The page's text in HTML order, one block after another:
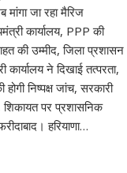
जा रहा मैरिज
कार्यालय, PPP की
की उम्मीद, जिला प्रशासन
कार्यालय ने दिखाई तत्परता,
निष्पक्ष जांच, सरकारी
शिकायत पर प्रशासनिक
हरियाणा…